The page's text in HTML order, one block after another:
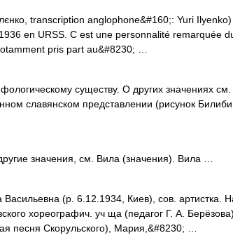
transcription anglophone&#160;: Yuri
en URSS. C est une personnalité remarquée
pris part au&#8230; …
существу. О других значениях см.
славянском представлении (рисунок
значения, см. Вила (значения). Вила …
(р. 6.12.1934, Киев), сов. артистка.
хореографич. уч ща (педагог Г. А.
песня Скорульского), Мария,&#8230; …